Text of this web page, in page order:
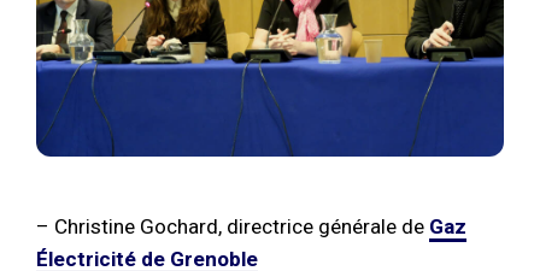
– Christine Gochard, directrice générale de Gaz
Électricité de Grenoble